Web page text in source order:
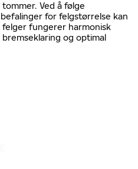
Ved å følge
for felgstørrelse kan
fungerer harmonisk
og optimal